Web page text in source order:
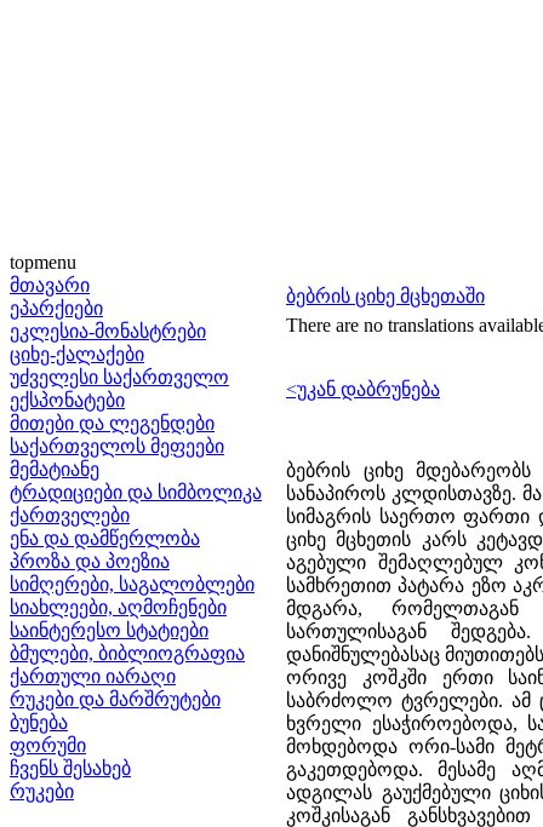
topmenu
მთავარი
ეპარქიები
ეკლესია-მონასტრები
ციხე-ქალაქები
უძველესი საქართველო
ექსპონატები
მითები და ლეგენდები
საქართველოს მეფეები
მემატიანე
ტრადიციები და სიმბოლიკა
ქართველები
ენა და დამწერლობა
პროზა და პოეზია
სიმღერები, საგალობლები
სიახლეები, აღმოჩენები
საინტერესო სტატიები
ბმულები, ბიბლიოგრაფია
ქართული იარაღი
რუკები და მარშრუტები
ბუნება
ფორუმი
ჩვენს შესახებ
რუკები
ბებრის ციხე მცხეთაში
There are no translations
<უკან დაბრუნება
ბებრის ციხე
სანაპიროს კლდისთავზე.
სიმაგრის საერთო ფართი
ციხე მცხეთის კარს
აგებული შემაღლებულ
სამხრეთით პატარა ეზო
მდგარა, რომელთაგან
სართულისაგან
დანიშნულებასაც
ორივე კოშკში ერთი
საბრძოლო ტვრელები. ამ
ხვრელი ესაჭიროებოდა,
მოხდებოდა ორი-სამი
გაკეთდებოდა. მესამე
ადგილას გაუქმებული
კოშკისაგან